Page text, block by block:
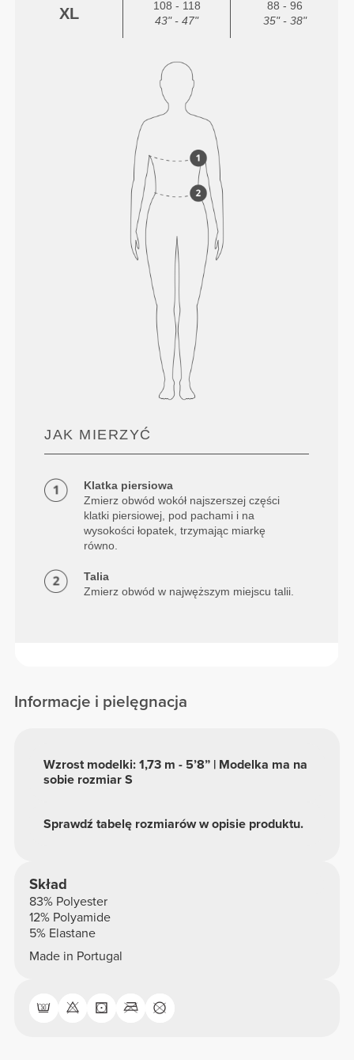
XL
108 - 118
43" - 47"
88 - 96
35" - 38"
JAK MIERZYĆ
Klatka piersiowa
Zmierz obwód wokół najszerszej części
klatki piersiowej, pod pachami i na
wysokości łopatek, trzymając miarkę
równo.
Talia
Zmierz obwód w najwęższym miejscu talii.
Informacje i pielęgnacja
Sprawdź tabelę rozmiarów w opisie produktu.
Wzrost modelki: 1,73 m - 5’8” | Modelka ma na
sobie rozmiar S
Skład
83% Polyester
12% Polyamide
5% Elastane
Made in Portugal